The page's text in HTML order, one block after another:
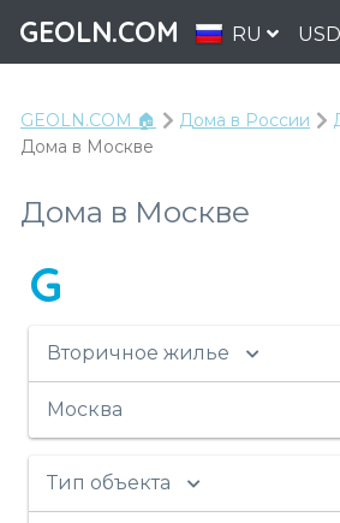
GEOLN.COM RU USD
GEOLN.COM 🏠 Дома в России
Дома в Москве
Дома в Москве
G
Вторичное жилье
Москва
Тип объекта